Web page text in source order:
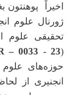
اخیراً پوهنتون
ژورنال علوم
تحقیقی علوم
(
– 0033 - 23
حوزه‌های
انجنیری از